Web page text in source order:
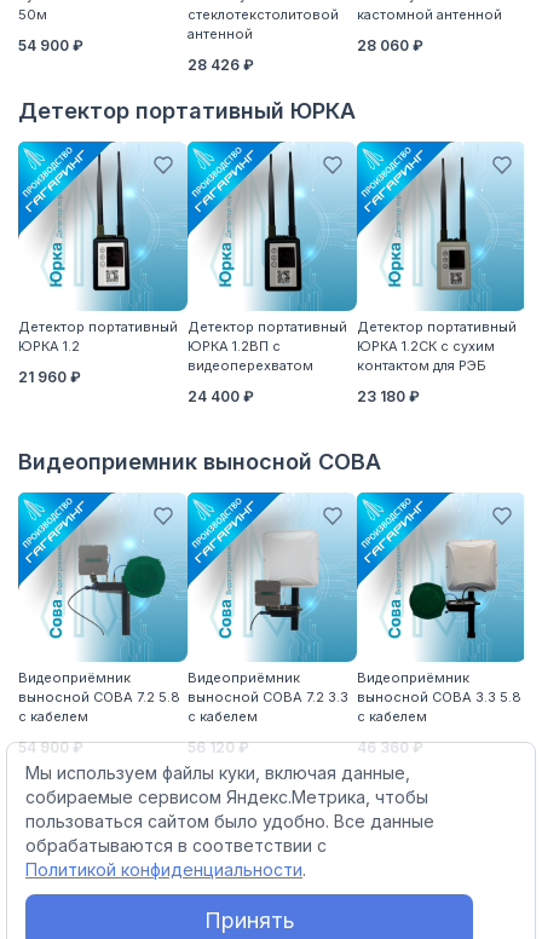
50м
54 900 ₽
стеклотекстолитовой
антенной
28 426 ₽
кастомной антенной
28 060 ₽
Детектор портативный ЮРКА
Детектор портативный
ЮРКА 1.2
21 960 ₽
Детектор портативный
ЮРКА 1.2ВП с
видеоперехватом
24 400 ₽
Детектор портативный
ЮРКА 1.2СК с сухим
контактом для РЭБ
23 180 ₽
Видеоприемник выносной СОВА
Видеоприёмник
выносной СОВА 7.2 5.8
с кабелем
54 900 ₽
Видеоприёмник
выносной СОВА 7.2 3.3
с кабелем
56 120 ₽
Видеоприёмник
выносной СОВА 3.3 5.8
с кабелем
46 360 ₽
Мы используем файлы куки, включая данные,
собираемые сервисом Яндекс.Метрика, чтобы
пользоваться сайтом было удобно. Все данные
обрабатываются в соответствии с
Политикой конфиденциальности.
Принять